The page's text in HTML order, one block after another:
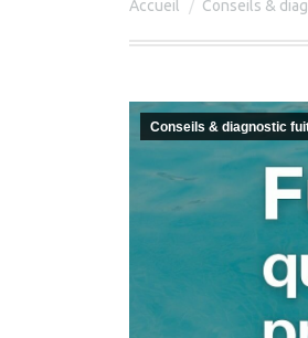
Accueil Conseils &
Conseils & diagnostic